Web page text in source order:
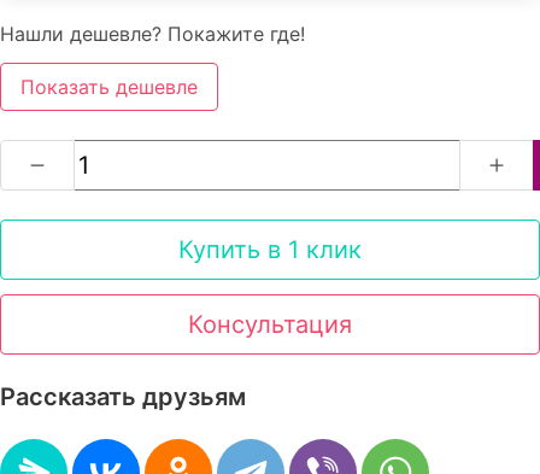
Нашли дешевле? Покажите где!
Показать дешевле
Купить в 1 клик
Консультация
Рассказать друзьям